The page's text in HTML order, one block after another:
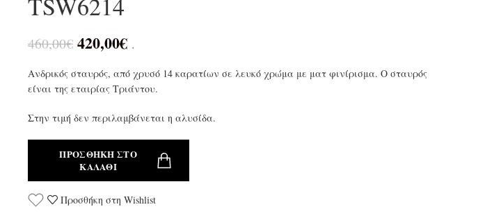
460,00€ 420,00€ .
Ανδρικός σταυρός, από χρυσό 14 καρατίων σε λευκό χρώμα με ματ φινίρισμα. Ο σταυρός
είναι της εταιρίας Τριάντου.
Στην τιμή δεν περιλαμβάνεται η αλυσίδα.
ΠΡΟΣΘΉΚΗ ΣΤΟ
ΚΑΛΆΘΙ
Προσθήκη στη Wishlist